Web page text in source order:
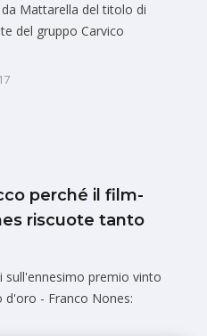
Mattarella del titolo di
del gruppo Carvico
perché il film-
riscuote tanto
sull'ennesimo premio vinto
- Franco Nones: